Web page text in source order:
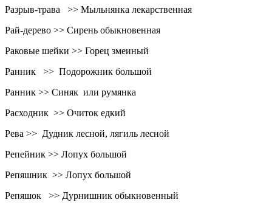
Разрыв-трава >> Мыльнянка лекарственная
Рай-дерево >> Сирень обыкновенная
Раковые шейки >> Горец змеиный
Ранник >> Подорожник большой
Ранник >> Синяк или румянка
Расходник >> Очиток едкий
Рева >> Дудник лесной, лягиль лесной
Репейник >> Лопух большой
Репяшник >> Лопух большой
Репяшок >> Дурнишник обыкновенный